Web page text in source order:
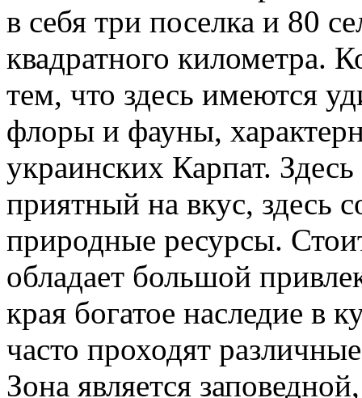
в себя три поселка и 80
квадратного километра.
тем, что здесь имеются
флоры и фауны,
украинских Карпат.
приятный на вкус, здесь
природные ресурсы.
обладает большой
края богатое наследие в
часто проходят
Зона является